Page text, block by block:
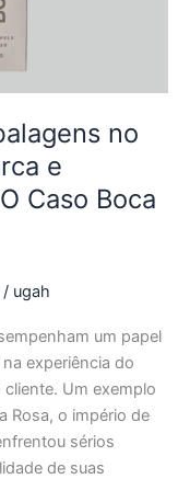
no
e
Caso Boca
/ ugah
um papel
experiência do
Um exemplo
Rosa, o império de
sérios
de suas